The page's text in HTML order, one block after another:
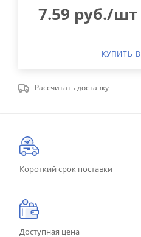
7.59 руб./шт
КУПИТЬ
Рассчитать доставку
Короткий срок поставки
Доступная цена